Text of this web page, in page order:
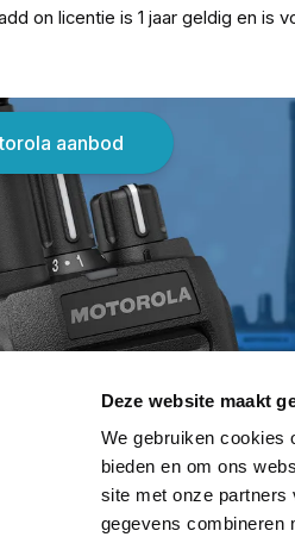
Deze website maakt
We gebruiken cookies
bieden en om ons
site met onze partners
gegevens combineren
on licentie is 1 jaar geldig en is
aanbod